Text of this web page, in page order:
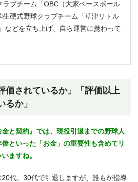
ラブチーム「OBC（大家ベースボール
生硬式野球クラブチーム「草津リトル
などを立ち上げ、自ら運営に携わって
価されているか」「評価以上
るか」
と契約』では、現役引退までの野球人
といった「お金」の重要性も含めてリ
ますね。
代、30代で引退しますが、誰もが指導